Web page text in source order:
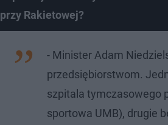
przy Rakietowej?
- Minister Adam
przedsiębiorstwom.
szpitala tymczasowego
sportowa UMB), drugie